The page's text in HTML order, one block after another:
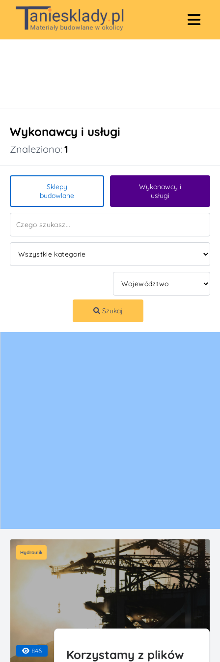
Wykonawcy i usługi
Znaleziono: 1
Sklepy
budowlane
Wykonawcy i
usługi
Szukaj
Hydraulik
846 Korzystamy z plików